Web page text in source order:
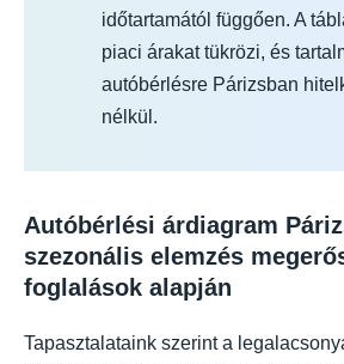
időtartamától függően. A
piaci árakat tükrözi, és
autóbérlésre Párizsban
nélkül.
Autóbérlési árdiagram
szezonális elemzés
foglalások alapján
Tapasztalataink szerint a